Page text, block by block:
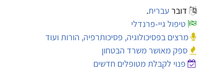
דובר עברית.
טיפול גיי-פרנדלי
מרצים בפסיכולוגיה, פסיכותרפיה, הורות ועוד
ספק מאושר משרד הבטחון
פנוי לקבלת מטופלים חדשים